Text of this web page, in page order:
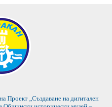
Проект „Създаване на дигитален